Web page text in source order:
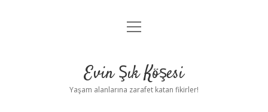
Anasayfa
Yasal Uyarı
menüyü
Evin Şık Köşesi
Yaşam alanlarına zarafet katan fikirler!